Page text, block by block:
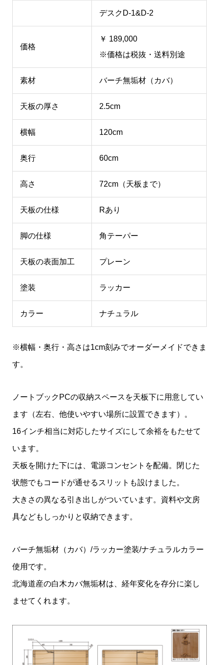
デスクD-1&D-2
価格
￥ 189,000
※価格は税抜・送料別途
素材 バーチ無垢材（カバ）
天板の厚さ 2.5cm
横幅 120cm
奥行 60cm
高さ 72cm（天板まで）
天板の仕様 Rあり
脚の仕様 角テーパー
天板の表面加工 プレーン
塗装 ラッカー
カラー ナチュラル
※横幅・奥行・高さは1cm刻みでオーダーメイドできま
す。
ノートブックPCの収納スペースを天板下に用意してい
ます（左右、他使いやすい場所に設置できます）。
16インチ相当に対応したサイズにして余裕をもたせて
います。
天板を開けた下には、電源コンセントを配備。閉じた
状態でもコードが通せるスリットも設けました。
大きさの異なる引き出しがついています。資料や文房
具などもしっかりと収納できます。
バーチ無垢材（カバ）/ラッカー塗装/ナチュラルカラー
使用です。
北海道産の白木カバ無垢材は、経年変化を存分に楽し
ませてくれます。